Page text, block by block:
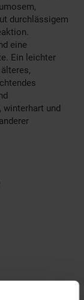
durchlässigem
eine
Ein leichter
winterhart und